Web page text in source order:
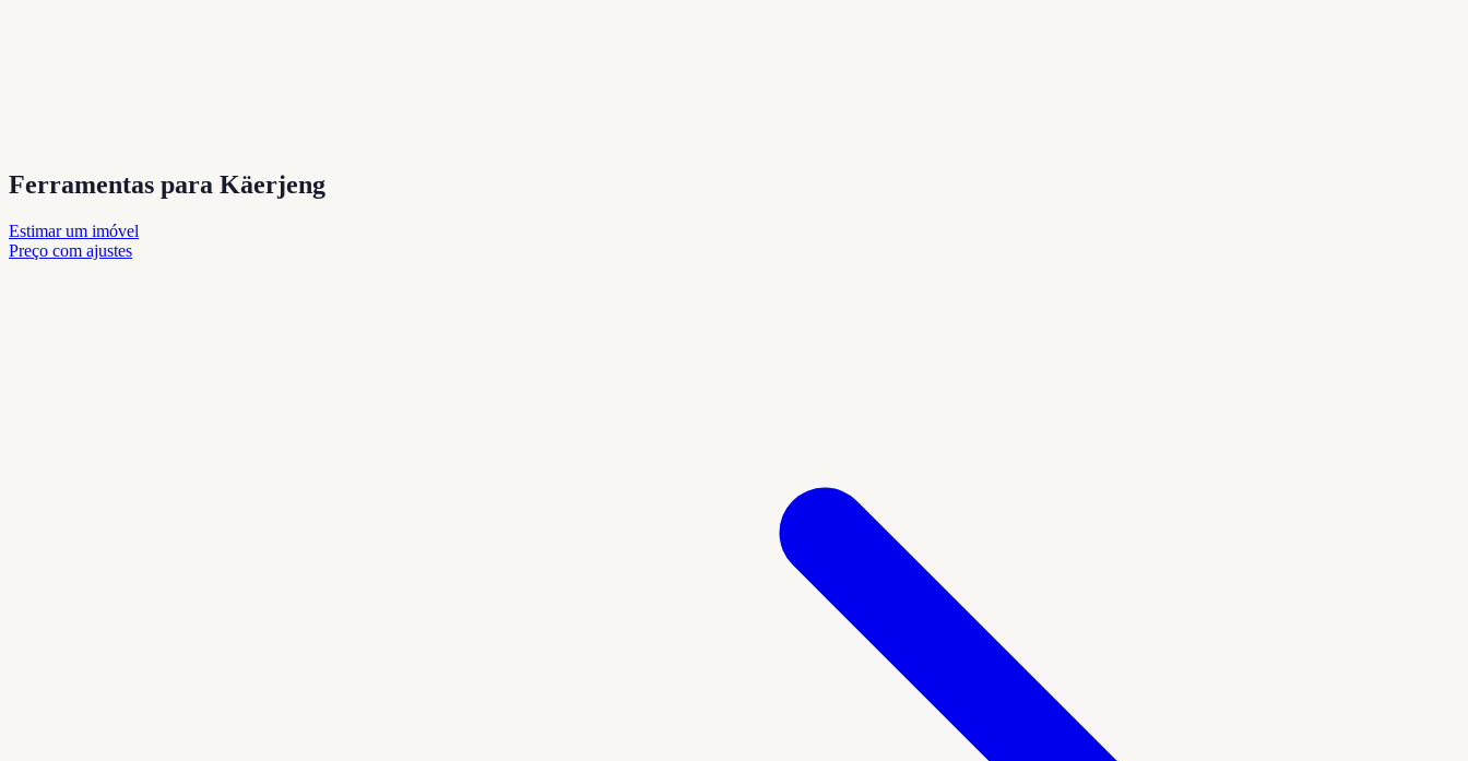
Ferramentas para Käerjeng
Estimar um imóvel
Preço com ajustes